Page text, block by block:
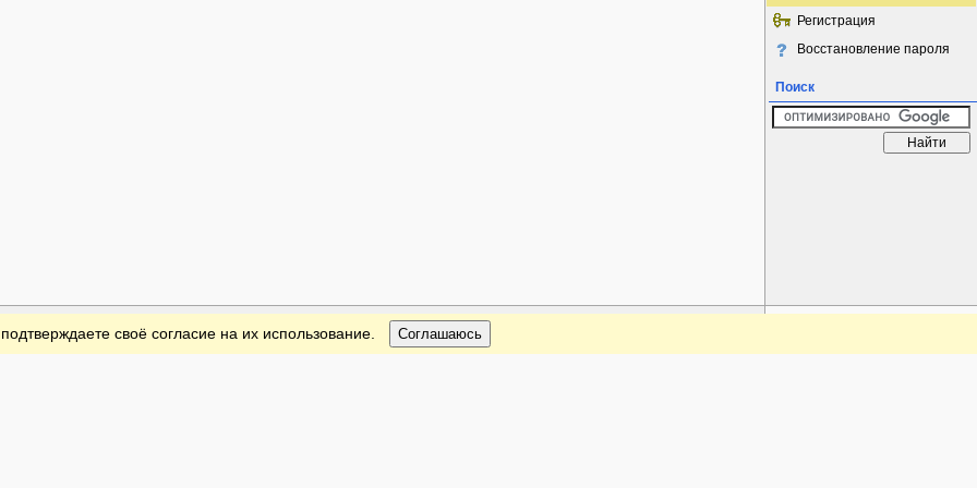
Регистрация
Восстановление пароля
Поиск
своё согласие на их использование. Соглашаюсь